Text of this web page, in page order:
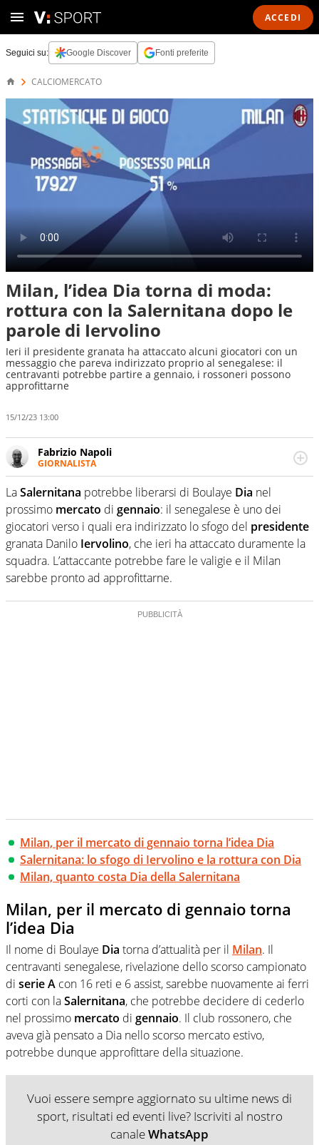
ACCEDI
Seguici su: Google Discover Fonti preferite
CALCIOMERCATO
Milan, l’idea Dia torna di moda:
rottura con la Salernitana dopo le
parole di Iervolino
Ieri il presidente granata ha attaccato alcuni giocatori con un
messaggio che pareva indirizzato proprio al senegalese: il
centravanti potrebbe partire a gennaio, i rossoneri possono
approfittarne
15/12/23 13:00
Fabrizio Napoli
GIORNALISTA
Giornalista professionista, per Virgilio Sport segue anche
il calcio ma è con la pallanuoto che esalta competenze e
passioni. Cura la comunicazione di HaBaWaBa, il più
grande festival di waterpolo per bambini al mondo
LaSalernitana potrebbe liberarsi di Boulaye Dia nel
prossimo mercato di gennaio: il senegalese è uno dei
giocatori verso i quali era indirizzato lo sfogo del presidente
granata Danilo Iervolino, che ieri ha attaccato duramente la
squadra. L’attaccante potrebbe fare le valigie e il Milan
sarebbe pronto ad approfittarne.
Milan, per il mercato di gennaio torna l’idea Dia
Salernitana: lo sfogo di Iervolino e la rottura con Dia
Milan, quanto costa Dia della Salernitana
Milan, per il mercato di gennaio torna
l’idea Dia
Il nome di Boulaye Dia torna d’attualità per il Milan. Il
centravanti senegalese, rivelazione dello scorso campionato
di serie A con 16 reti e 6 assist, sarebbe nuovamente ai ferri
corti con laSalernitana, che potrebbe decidere di cederlo
nel prossimo mercato di gennaio. Il club rossonero, che
aveva già pensato a Dia nello scorso mercato estivo,
potrebbe dunque approfittare della situazione.
Vuoi essere sempre aggiornato su ultime news di
sport, risultati ed eventi live? Iscriviti al nostro
canaleWhatsApp